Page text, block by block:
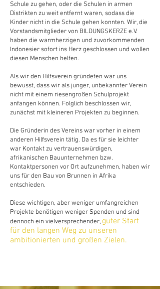
Schule zu gehen, oder die Schulen in armen
Distrikten zu weit entfernt waren, sodass die
Kinder nicht in die Schule gehen konnten. Wir, die
Vorstandsmitglieder von BILDUNGSKERZE e.V.
haben die warmherzigen und zuvorkommenden
Indonesier sofort ins Herz geschlossen und wollen
diesen Menschen helfen.
Als wir den Hilfsverein gründeten war uns
bewusst, dass wir als junger, unbekannter Verein
nicht mit einem riesengroßen Schulprojekt
anfangen können. Folglich beschlossen wir,
zunächst mit kleineren Projekten zu beginnen.
Die Gründerin des Vereins war vorher in einem
anderen Hilfsverein tätig. Da es für sie leichter
war Kontakt zu vertrauenswürdigen,
afrikanischen Bauunternehmen bzw.
Kontaktpersonen vor Ort aufzunehmen, haben wir
uns für den Bau von Brunnen in Afrika
entschieden.
Diese wichtigen, aber weniger umfangreichen
Projekte benötigen weniger Spenden und sind
dennoch ein vielversprechender, guter Start
für den langen Weg zu unseren
ambitionierten und großen Zielen.